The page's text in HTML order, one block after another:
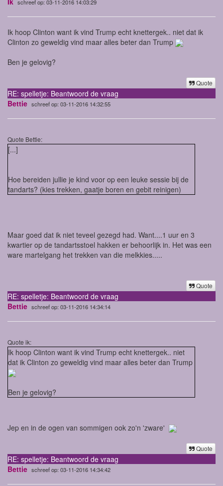
schreef op: 03-11-2016 14:03:29
Ik hoop Clinton want ik vind Trump echt knettergek.. niet dat ik
Clinton zo geweldig vind maar alles beter dan Trump
Ben je gelovig?
Quote
RE: spelletje: Beantwoord de vraag
Bettie schreef op: 03-11-2016 14:32:55
Quote Bettie:
[...]
Hoe bereiden jullie je kind voor op een leuke sessie bij de
tandarts? (kies trekken, gaatje boren en gebit reinigen)
Maar goed dat ik niet teveel gezegd had. Want....1 uur en 3
kwartier op de tandartsstoel hakken er behoorlijk in. Het was een
ware martelgang het trekken van die melkkies.....
Quote
RE: spelletje: Beantwoord de vraag
Bettie schreef op: 03-11-2016 14:34:14
Quote ik:
Ik hoop Clinton want ik vind Trump echt knettergek.. niet
dat ik Clinton zo geweldig vind maar alles beter dan Trump
Ben je gelovig?
Jep en in de ogen van sommigen ook zo'n 'zware'
Quote
RE: spelletje: Beantwoord de vraag
Bettie schreef op: 03-11-2016 14:34:42